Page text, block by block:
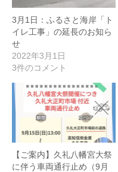
3月1日：ふるさと海岸「ト
イレ工事」の延長のお知ら
せ
2022年3月1日
3件のコメント
【ご案内】久礼八幡宮大祭
に伴う車両通行止め（9月